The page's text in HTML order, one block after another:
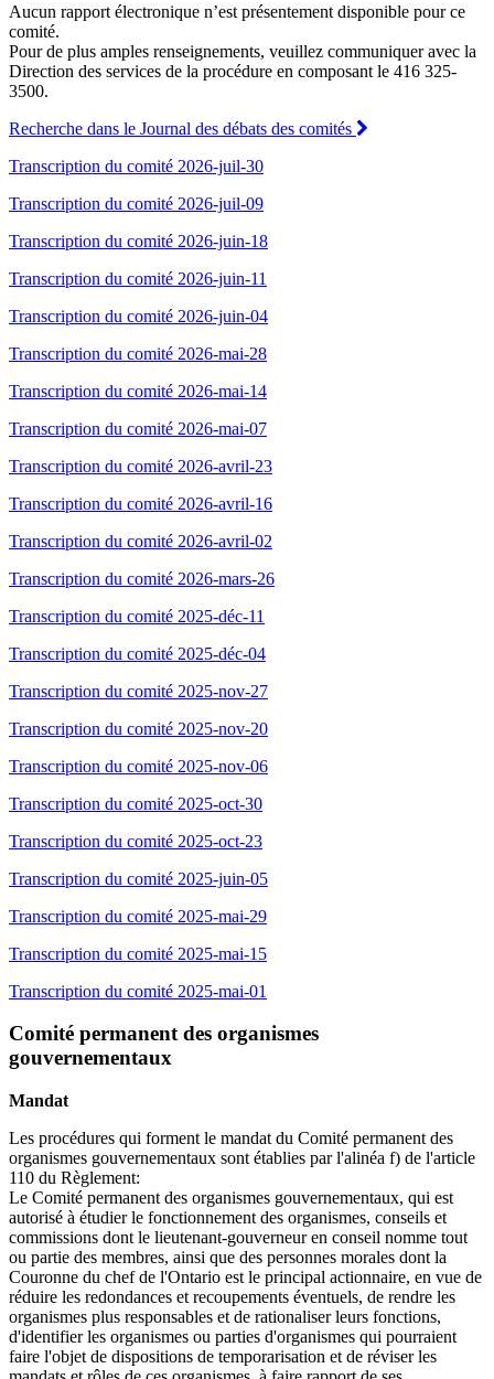
Aucun rapport électronique n’est présentement disponible pour ce
comité.
Pour de plus amples renseignements, veuillez communiquer avec la
Direction des services de la procédure en composant le 416 325-
3500.
Recherche dans le Journal des débats des comités
Transcription du comité 2026-juil-30
Transcription du comité 2026-juil-09
Transcription du comité 2026-juin-18
Transcription du comité 2026-juin-11
Transcription du comité 2026-juin-04
Transcription du comité 2026-mai-28
Transcription du comité 2026-mai-14
Transcription du comité 2026-mai-07
Transcription du comité 2026-avril-23
Transcription du comité 2026-avril-16
Transcription du comité 2026-avril-02
Transcription du comité 2026-mars-26
Transcription du comité 2025-déc-11
Transcription du comité 2025-déc-04
Transcription du comité 2025-nov-27
Transcription du comité 2025-nov-20
Transcription du comité 2025-nov-06
Transcription du comité 2025-oct-30
Transcription du comité 2025-oct-23
Transcription du comité 2025-juin-05
Transcription du comité 2025-mai-29
Transcription du comité 2025-mai-15
Transcription du comité 2025-mai-01
Comité permanent des organismes
gouvernementaux
Mandat
Les procédures qui forment le mandat du Comité permanent des
organismes gouvernementaux sont établies par l'alinéa f) de l'article
110 du Règlement:
Le Comité permanent des organismes gouvernementaux, qui est
autorisé à étudier le fonctionnement des organismes, conseils et
commissions dont le lieutenant-gouverneur en conseil nomme tout
ou partie des membres, ainsi que des personnes morales dont la
Couronne du chef de l'Ontario est le principal actionnaire, en vue de
réduire les redondances et recoupements éventuels, de rendre les
organismes plus responsables et de rationaliser leurs fonctions,
d'identifier les organismes ou parties d'organismes qui pourraient
faire l'objet de dispositions de temporarisation et de réviser les